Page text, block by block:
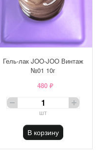
Гель-лак JOO-JOO Винтаж
№01 10г
480 ₽
шт
В корзину